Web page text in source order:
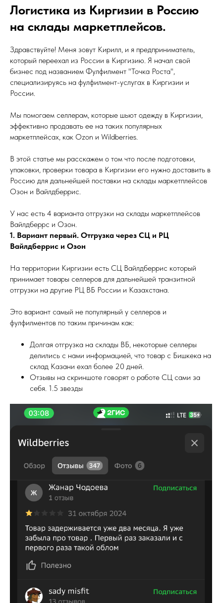
Логистика из Киргизии в Россию
на склады маркетплейсов.
Здравствуйте! Меня зовут Кирилл, и я предприниматель,
который переехал из России в Киргизию. Я начал свой
бизнес под названием Фулфилмент "Точка Роста",
специализируясь на фулфилмент-услугах в Киргизии и
России.
Мы помогаем селлерам, которые шьют одежду в Киргизии,
эффективно продавать ее на таких популярных
маркетплейсах, как Ozon и Wildberries.
В этой статье мы расскажем о том что после подготовки,
упаковки, проверки товара в Киргизии его нужно доставить в
Россию для дальнейшей поставки на склады маркетплейсов
Озон и Вайлдберрис.
У нас есть 4 варианта отгрузки на склады маркетплейсов
Вайлдберрс и Озон.
1. Вариант первый. Отгрузка через СЦ и РЦ
Вайлдберрис и Озон
На территории Киргизии есть СЦ Вайлдберрис который
принимает товары селлеров для дальнейшей транзитной
отгрузки на другие РЦ ВБ России и Казахстана.
Это вариант самый не популярный у селлеров и
фулфилментов по таким причинам как:
Долгая отгрузка на склады ВБ, некоторые селлеры
делились с нами информацией, что товар с Бишкека на
склад Казани ехал более 20 дней.
Отзывы на скриншоте говорят о работе СЦ сами за
себя. 1.5 звезды